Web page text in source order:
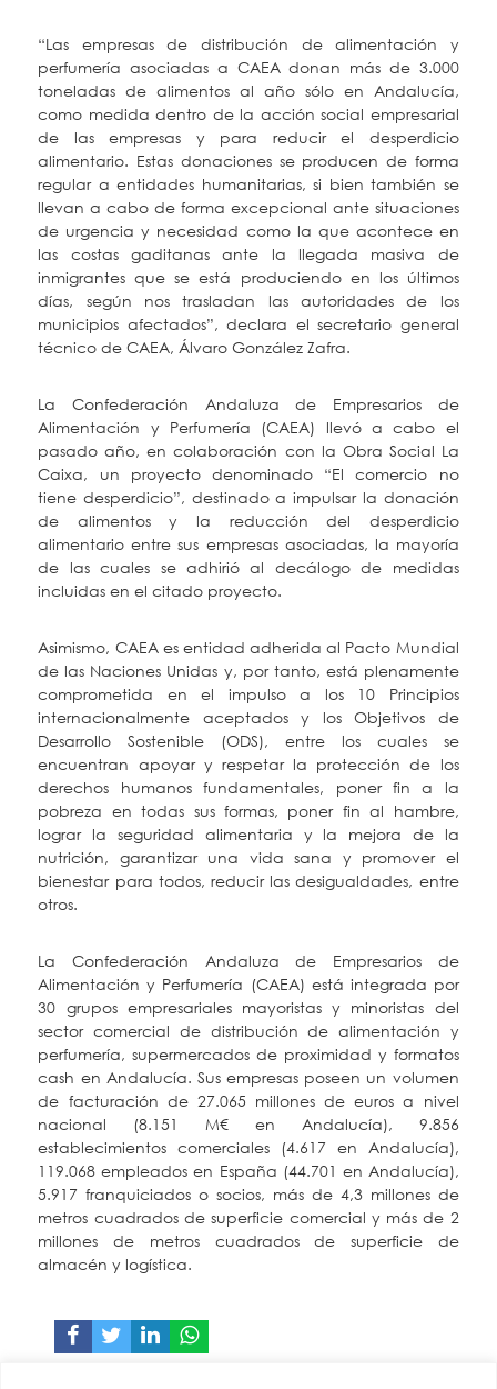
“Las empresas de distribución de alimentación y
perfumería asociadas a CAEA donan más de 3.000
toneladas de alimentos al año sólo en Andalucía,
como medida dentro de la acción social empresarial
de las empresas y para reducir el desperdicio
alimentario. Estas donaciones se producen de forma
regular a entidades humanitarias, si bien también se
llevan a cabo de forma excepcional ante situaciones
de urgencia y necesidad como la que acontece en
las costas gaditanas ante la llegada masiva de
inmigrantes que se está produciendo en los últimos
días, según nos trasladan las autoridades de los
municipios afectados”, declara el secretario general
técnico de CAEA, Álvaro González Zafra.
La Confederación Andaluza de Empresarios de
Alimentación y Perfumería (CAEA) llevó a cabo el
pasado año, en colaboración con la Obra Social La
Caixa, un proyecto denominado “El comercio no
tiene desperdicio”, destinado a impulsar la donación
de alimentos y la reducción del desperdicio
alimentario entre sus empresas asociadas, la mayoría
de las cuales se adhirió al decálogo de medidas
incluidas en el citado proyecto.
Asimismo, CAEA es entidad adherida al Pacto Mundial
de las Naciones Unidas y, por tanto, está plenamente
comprometida en el impulso a los 10 Principios
internacionalmente aceptados y losObjetivos de
Desarrollo Sostenible (ODS), entre los cuales se
encuentran apoyar y respetar la protección de los
derechos humanos fundamentales, poner fin a la
pobreza en todas sus formas, poner fin al hambre,
lograr la seguridad alimentaria y la mejora de la
nutrición, garantizar una vida sana y promover el
bienestar para todos, reducir las desigualdades, entre
otros.
La Confederación Andaluza de Empresarios de
Alimentación y Perfumería (CAEA) está integrada por
30 grupos empresariales mayoristas y minoristas del
sector comercial de distribución de alimentación y
perfumería, supermercados de proximidad y formatos
cash en Andalucía. Sus empresas poseen un volumen
de facturación de 27.065 millones de euros a nivel
nacional (8.151 M€ en Andalucía), 9.856
establecimientos comerciales (4.617 en Andalucía),
119.068 empleados en España (44.701 en Andalucía),
5.917 franquiciados o socios, más de 4,3 millones de
metros cuadrados de superficie comercial y más de 2
millones de metros cuadrados de superficie de
almacén y logística.